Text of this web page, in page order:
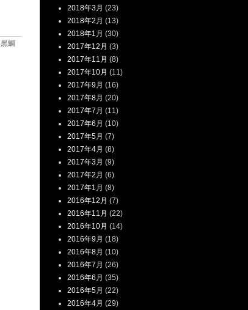
黒鯛
2018年3月 (23)
2018年2月 (13)
2018年1月 (30)
2017年12月 (3)
2017年11月 (8)
2017年10月 (11)
2017年9月 (16)
2017年8月 (20)
2017年7月 (11)
2017年6月 (10)
2017年5月 (7)
2017年4月 (8)
2017年3月 (9)
2017年2月 (6)
2017年1月 (8)
2016年12月 (7)
2016年11月 (22)
2016年10月 (14)
2016年9月 (18)
2016年8月 (10)
2016年7月 (26)
2016年6月 (35)
2016年5月 (22)
2016年4月 (29)